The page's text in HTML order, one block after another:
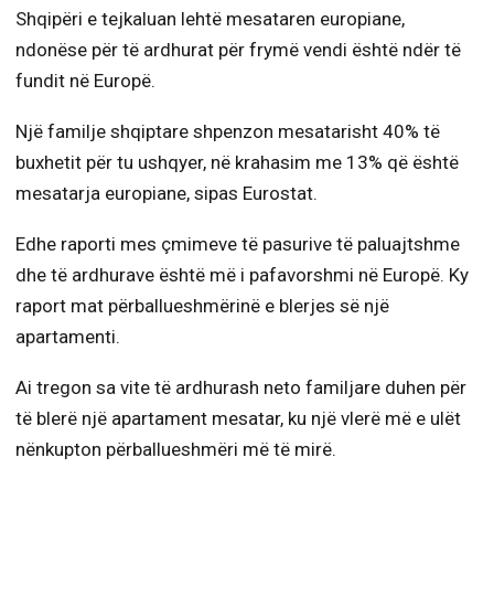
Shqipëri e tejkaluan lehtë mesataren europiane,
ndonëse për të ardhurat për frymë vendi është ndër të
fundit në Europë.
Një familje shqiptare shpenzon mesatarisht 40% të
buxhetit për tu ushqyer, në krahasim me 13% që është
mesatarja europiane, sipas Eurostat.
Edhe raporti mes çmimeve të pasurive të paluajtshme
dhe të ardhurave është më i pafavorshmi në Europë. Ky
raport mat përballueshmërinë e blerjes së një
apartamenti.
Ai tregon sa vite të ardhurash neto familjare duhen për
të blerë një apartament mesatar, ku një vlerë më e ulët
nënkupton përballueshmëri më të mirë.